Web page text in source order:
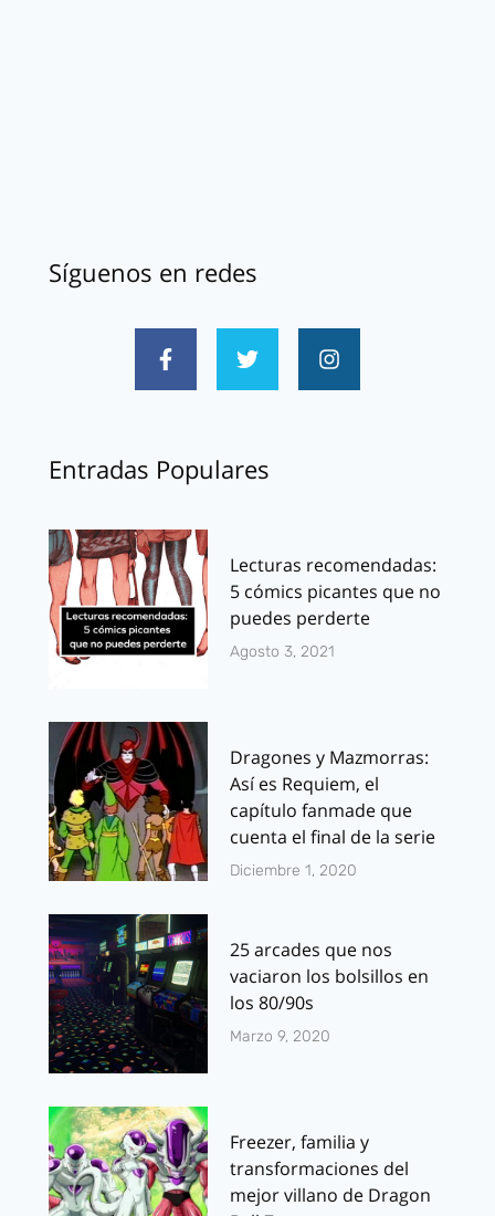
Síguenos en redes
Entradas Populares
Lecturas recomendadas:
5 cómics picantes que no
puedes perderte
Agosto 3, 2021
Dragones y Mazmorras:
Así es Requiem, el
capítulo fanmade que
cuenta el final de la serie
Diciembre 1, 2020
25 arcades que nos
vaciaron los bolsillos en
los 80/90s
Marzo 9, 2020
Freezer, familia y
transformaciones del
mejor villano de Dragon